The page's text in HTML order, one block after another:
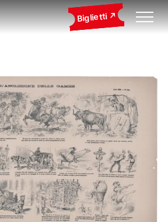
Biglietti